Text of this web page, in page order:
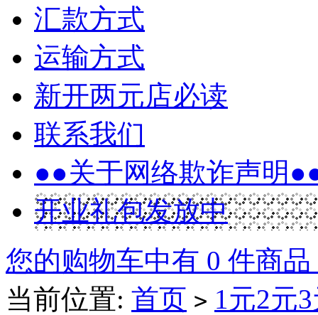
汇款方式
运输方式
新开两元店必读
联系我们
●●关于网络欺诈声明
开业礼包发放中
您的购物车中有 0 件商
当前位置: 首页 > 1元2元